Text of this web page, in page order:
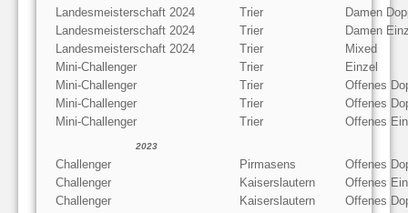
Landesmeisterschaft 2024 Trier
Damen
Landesmeisterschaft 2024
Trier
Damen
Landesmeisterschaft 2024
Trier
Mixed
Mini-Challenger
Trier
Einzel
Mini-Challenger
Trier
Offenes
Mini-Challenger
Trier
Offenes
Mini-Challenger
Trier Offenes
2023
Challenger Pirmasens
Offenes
Challenger
Kaiserslautern
Offenes
Challenger
Kaiserslautern Offenes